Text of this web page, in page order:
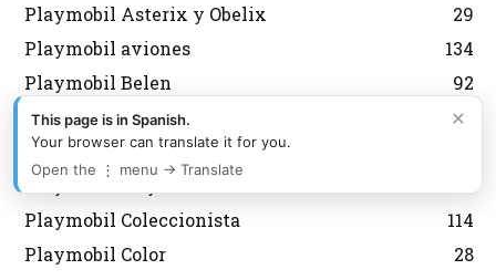
Playmobil Asterix y Obelix
29
Playmobil aviones
134
Playmobil Belen
92
Playmobil Brasil Trol
177
Playmobil Carrefour
Playmobil City
Playmobil Coleccionista
114
Playmobil Color
28
×
This page is in Spanish.
Your browser can translate it for you.
Open the ⋮ menu → Translate